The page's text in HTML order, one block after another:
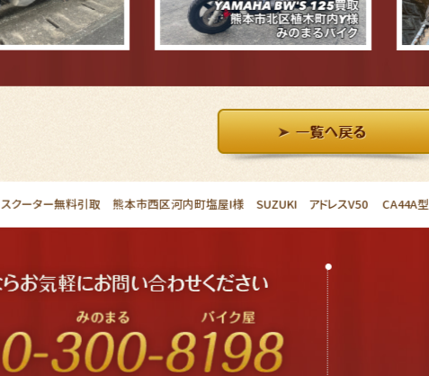
スクーター無料引取 熊本市西区河内町塩屋I様 SUZUKI アドレスV50 CA44A型